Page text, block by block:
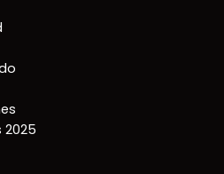
2025